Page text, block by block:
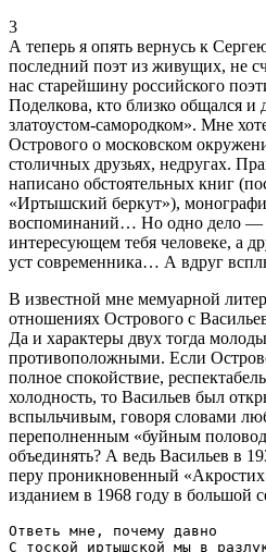
3
А теперь я опять вернусь к
последний поэт из живущих, не
нас старейшину российского
Поделкова, кто близко общался и
златоустом-самородком». Мне
Острового о московском
столичных друзьях, недругах.
написано обстоятельных книг
«Иртышский беркут»),
воспоминаний… Но одно дело —
интересующем тебя человеке, а
уст современника… А вдруг
В известной мне мемуарной
отношениях Острового с
Да и характеры двух тогда
противоположными. Если
полное спокойствие,
холодность, то Васильев был
вспыльчивым, говоря словами
переполненным «буйным
объединять? А ведь Васильев в
перу проникновенный
изданием в 1968 году в большой
Ответь мне, почему давно
С тоской иртышской мы в